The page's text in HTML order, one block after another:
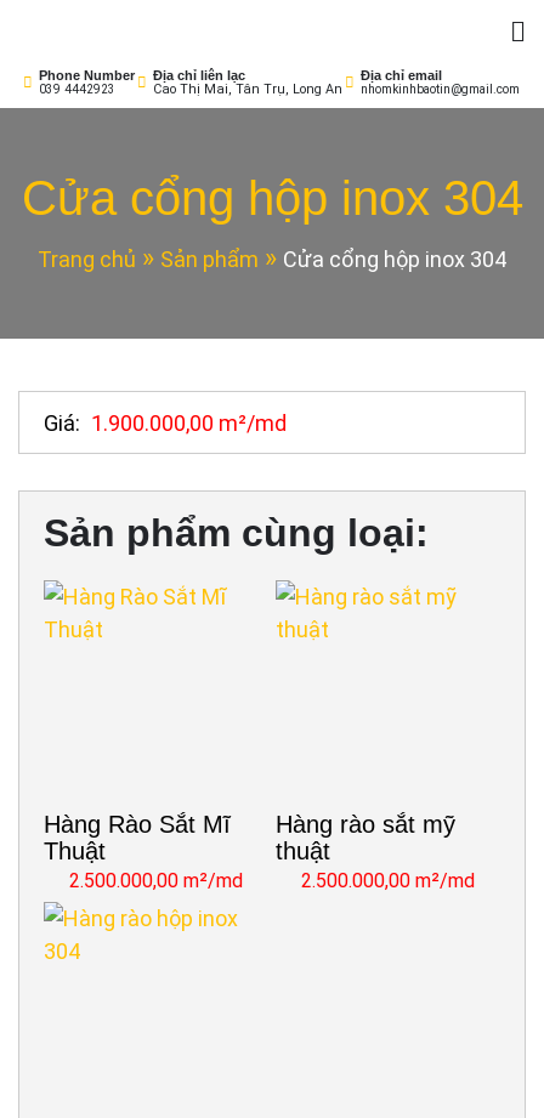
contentNhôm Kính Bảo Tín
Phone Number
039 4442923
Địa chỉ liên lạc
Cao Thị Mai, Tân Trụ, Long An
Địa chỉ email
nhomkinhbaotin@gmail.com
Cửa cổng hộp inox 304
Trang chủ Sản phẩm Cửa cổng hộp inox 304
Giá: 1.900.000,00 m²/md
Sản phẩm cùng loại:
Hàng Rào Sắt Mĩ
Thuật
2.500.000,00 m²/md
Hàng rào sắt mỹ
thuật
2.500.000,00 m²/md